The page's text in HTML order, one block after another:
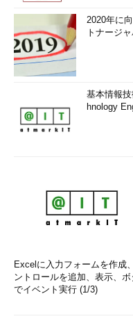
2020年に
トナージ
基本情報
hnology
Excelに入力フォームを作成
ントロールを追加、表示、ボ
でイベント実行 (1/3)